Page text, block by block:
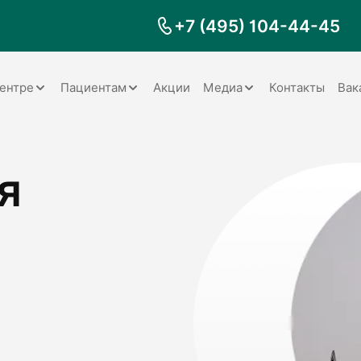
+7 (495) 104-44-45
оборудование
Пациентам Акции Медиа Контакты